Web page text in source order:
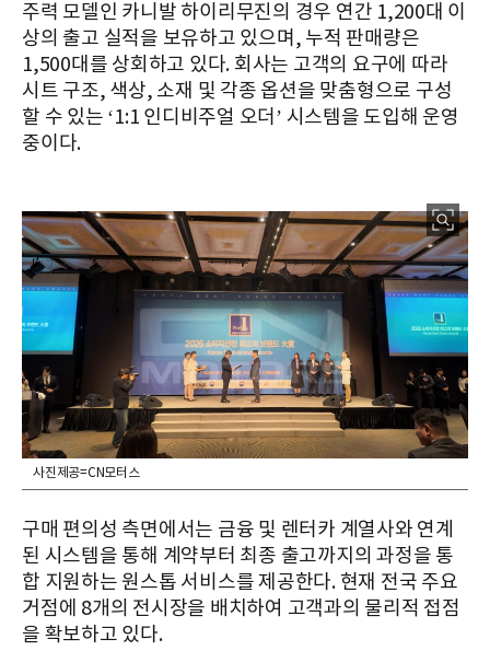
주력 모델인 카니발 하이리무진의 경우 연간 1,200대 이
상의 출고 실적을 보유하고 있으며, 누적 판매량은
1,500대를 상회하고 있다. 회사는 고객의 요구에 따라
시트 구조, 색상, 소재 및 각종 옵션을 맞춤형으로 구성
할 수 있는 ‘1:1 인디비주얼 오더’ 시스템을 도입해 운영
중이다.
사진제공=CN모터스
구매 편의성 측면에서는 금융 및 렌터카 계열사와 연계
된 시스템을 통해 계약부터 최종 출고까지의 과정을 통
합 지원하는 원스톱 서비스를 제공한다. 현재 전국 주요
거점에 8개의 전시장을 배치하여 고객과의 물리적 접점
을 확보하고 있다.